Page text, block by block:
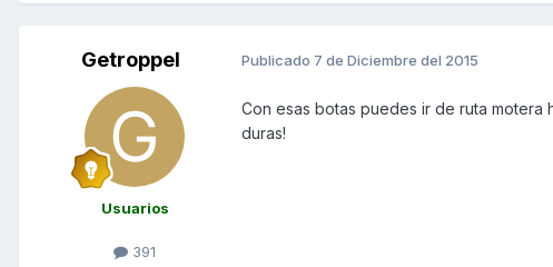
Getroppel
Usuarios
391
Publicado 7 de Diciembre del 2015
Con esas botas puedes ir de ruta motera
duras!